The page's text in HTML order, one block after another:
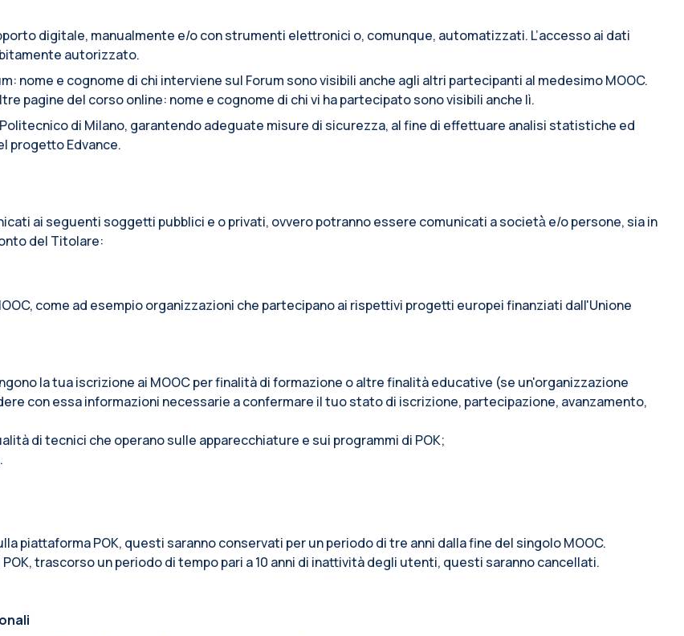
digitale, manualmente e/o con strumenti elettronici o, comunque, automatizzati. L’accesso ai dati
autorizzato.
nome e cognome di chi interviene sul Forum sono visibili anche agli altri partecipanti al medesimo MOOC.
pagine del corso online: nome e cognome di chi vi ha partecipato sono visibili anche lì.
di Milano, garantendo adeguate misure di sicurezza, al fine di effettuare analisi statistiche ed
progetto Edvance.
ai seguenti soggetti pubblici e o privati, ovvero potranno essere comunicati a società̀ e/o persone, sia in
del Titolare:
come ad esempio organizzazioni che partecipano ai rispettivi progetti europei finanziati dall'Unione
la tua iscrizione ai MOOC per finalità di formazione o altre finalità educative (se un'organizzazione
con essa informazioni necessarie a confermare il tuo stato di iscrizione, partecipazione, avanzamento,
di tecnici che operano sulle apparecchiature e sui programmi di POK;
piattaforma POK, questi saranno conservati per un periodo di tre anni dalla fine del singolo MOOC.
trascorso un periodo di tempo pari a 10 anni di inattività degli utenti, questi saranno cancellati.